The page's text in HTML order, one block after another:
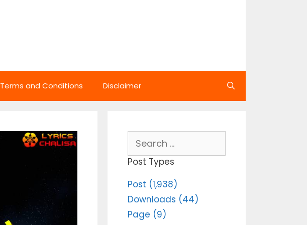
Terms and Conditions Disclaimer
for:
Post Types
Post (1,938)
Downloads (44)
Page (9)